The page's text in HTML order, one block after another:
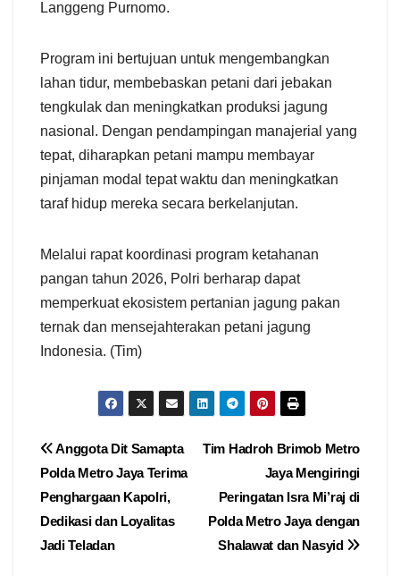
Langgeng Purnomo.
Program ini bertujuan untuk mengembangkan
lahan tidur, membebaskan petani dari jebakan
tengkulak dan meningkatkan produksi jagung
nasional. Dengan pendampingan manajerial yang
tepat, diharapkan petani mampu membayar
pinjaman modal tepat waktu dan meningkatkan
taraf hidup mereka secara berkelanjutan.
Melalui rapat koordinasi program ketahanan
pangan tahun 2026, Polri berharap dapat
memperkuat ekosistem pertanian jagung pakan
ternak dan mensejahterakan petani jagung
Indonesia. (Tim)
Navigasi
pos
Tim Hadroh Brimob Metro
Jaya Mengiringi
Peringatan Isra Mi’raj di
Polda Metro Jaya dengan
Shalawat dan Nasyid
Anggota Dit Samapta
Polda Metro Jaya Terima
Penghargaan Kapolri,
Dedikasi dan Loyalitas
Jadi Teladan